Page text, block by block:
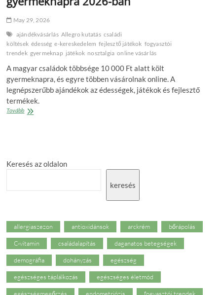
May 29, 2026
ajándékvásárlás Allegro kutatás családi
költések édesség e‑kereskedelem fejlesztő játékok fogyasztói
trendek gyermeknap játékok nosztalgia online vásárlás
A magyar családok többsége 10 000 Ft alatt költ
gyermeknapra, és egyre többen vásárolnak online. A
legnépszerűbb ajándékok az édességek, játékok és fejlesztő
termékek.
TovábbEnnyit
2026-
ban
Keresés az oldalon
keresés
allergiaszezon antioxidánsok arckrém bőrápolás
C-vitamin családalapítás daganatos betegségek
demográfia dohányzás egészség
egészséges táplálkozás egészséges életmód